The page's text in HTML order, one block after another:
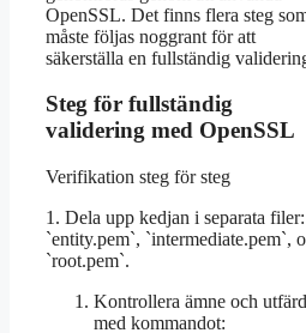
OpenSSL. Det finns flera steg
måste följas noggrant för att
säkerställa en fullständig
Steg för fullständig
validering med OpenSSL
Verifikation steg för steg
1. Dela upp kedjan i separata filer:
`entity.pem`, `intermediate.pem`,
`root.pem`.
Kontrollera ämne och
med kommandot: